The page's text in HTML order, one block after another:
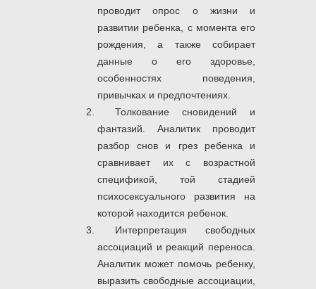
проводит опрос о жизни и
развитии ребенка, с момента его
рождения, а также собирает
данные о его здоровье,
особенностях поведения,
привычках и предпочтениях.
Толкование сновидений и
фантазий. Аналитик проводит
разбор снов и грез ребенка и
сравнивает их с возрастной
спецификой, той стадией
психосексуального развития на
которой находится ребенок.
Интерпретация свободных
ассоциаций и реакций переноса.
Аналитик может помочь ребенку,
выразить свободные ассоциации,